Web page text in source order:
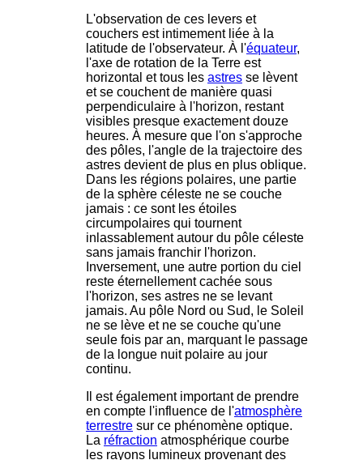
L'observation de ces levers et
couchers est intimement liée à la
latitude de l'observateur. À l'équateur,
l'axe de rotation de la Terre est
horizontal et tous les astres se lèvent
et se couchent de manière quasi
perpendiculaire à l'horizon, restant
visibles presque exactement douze
heures. À mesure que l'on s'approche
des pôles, l'angle de la trajectoire des
astres devient de plus en plus oblique.
Dans les régions polaires, une partie
de la sphère céleste ne se couche
jamais : ce sont les étoiles
circumpolaires qui tournent
inlassablement autour du pôle céleste
sans jamais franchir l'horizon.
Inversement, une autre portion du ciel
reste éternellement cachée sous
l'horizon, ses astres ne se levant
jamais. Au pôle Nord ou Sud, le Soleil
ne se lève et ne se couche qu'une
seule fois par an, marquant le passage
de la longue nuit polaire au jour
continu.
Il est également important de prendre
en compte l'influence de l'atmosphère
terrestre sur ce phénomène optique.
La réfraction atmosphérique courbe
les rayons lumineux provenant des